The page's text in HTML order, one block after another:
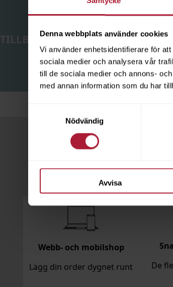
Denna webbplats använder cookies
Vi använder enhetsidentifierare för
sociala medier och analysera vår
till de sociala medier och annons-
med annan information som du har
Nödvändig
Avvisa
TILLBEHÖR
Webb- och mobilshop
Lägg din order dygnet runt
De